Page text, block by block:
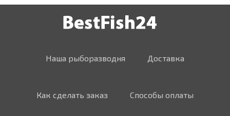
Наша рыборазводня Доставка
Как сделать заказ Способы оплаты